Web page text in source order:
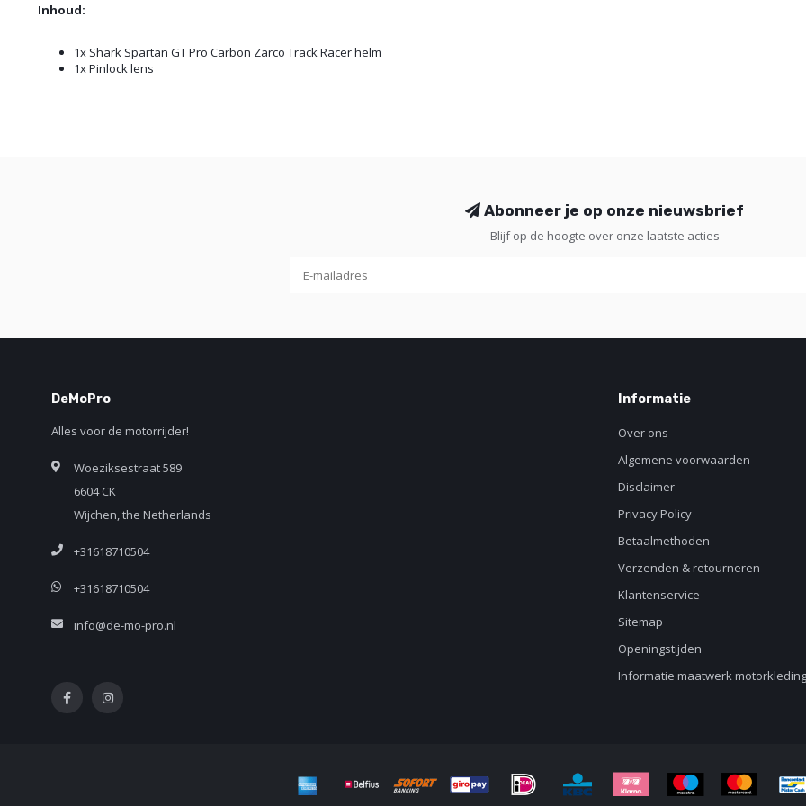
Inhoud:
1x Shark Spartan GT Pro Carbon Zarco Track Racer helm
1x Pinlock lens
Abonneer je op onze nieuwsbrief
Blijf op de hoogte over onze laatste acties
DeMoPro
Alles voor de motorrijder!
Woeziksestraat 589
6604 CK
Wijchen, the Netherlands
+31618710504
+31618710504
info@de-mo-pro.nl
Informatie
Over ons
Algemene voorwaarden
Disclaimer
Privacy Policy
Betaalmethoden
Verzenden & retourneren
Klantenservice
Sitemap
Openingstijden
Informatie maatwerk motorkleding